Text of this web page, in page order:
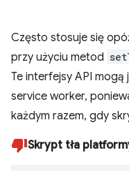
Często stosuje się
przy użyciu metod
Te interfejsy API mogą
service worker,
każdym razem, gdy
Skrypt tła